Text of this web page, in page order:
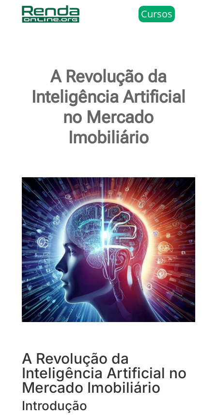
Cursos
A Revolução da
Inteligência Artificial
no Mercado
Imobiliário
A Revolução da
Inteligência Artificial no
Mercado Imobiliário
Introdução